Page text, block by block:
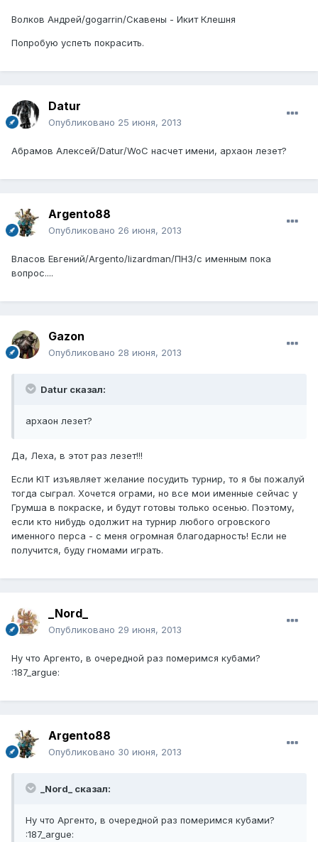
Волков Андрей/gogarrin/Скавены - Икит Клешня
Попробую успеть покрасить.
Datur
Опубликовано 25 июня, 2013
Абрамов Алексей/Datur/WoC насчет имени, архаон лезет?
Argento88
Опубликовано 26 июня, 2013
Власов Евгений/Argento/lizardman/ПНЗ/с именным пока
вопрос....
Gazon
Опубликовано 28 июня, 2013
Datur сказал:
архаон лезет?
Да, Леха, в этот раз лезет!!!
Если KIT изъявляет желание посудить турнир, то я бы пожалуй
тогда сыграл. Хочется ограми, но все мои именные сейчас у
Грумша в покраске, и будут готовы только осенью. Поэтому,
если кто нибудь одолжит на турнир любого огровского
именного перса - с меня огромная благодарность! Если не
получится, буду гномами играть.
_Nord_
Опубликовано 29 июня, 2013
Ну что Аргенто, в очередной раз померимся кубами?
:187_argue:
Argento88
Опубликовано 30 июня, 2013
_Nord_ сказал:
Ну что Аргенто, в очередной раз померимся кубами?
:187_argue: